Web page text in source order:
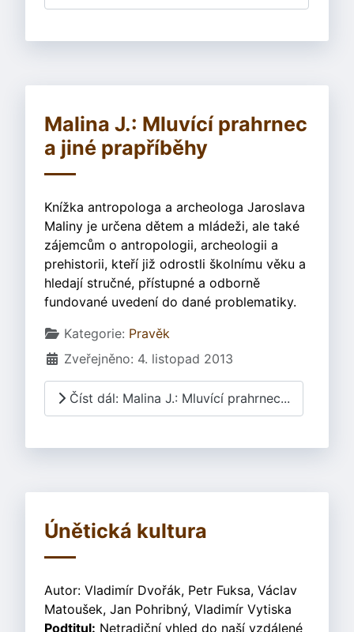
Malina J.: Mluvící prahrnec
a jiné prapříběhy
Knížka antropologa a archeologa Jaroslava
Maliny je určena dětem a mládeži, ale také
zájemcům o antropologii, archeologii a
prehistorii, kteří již odrostli školnímu věku a
hledají stručné, přístupné a odborně
fundované uvedení do dané problematiky.
Základní údaje
Kategorie: Pravěk
Zveřejněno: 4. listopad 2013
Číst dál: Malina J.: Mluvící prahrnec...
Únětická kultura
Autor: Vladimír Dvořák, Petr Fuksa, Václav
Matoušek, Jan Pohribný, Vladimír Vytiska
Podtitul: Netradiční vhled do naší vzdálené